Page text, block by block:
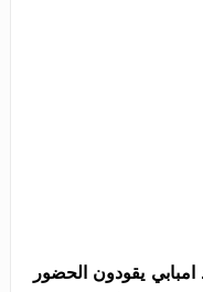
يقودون الحضور